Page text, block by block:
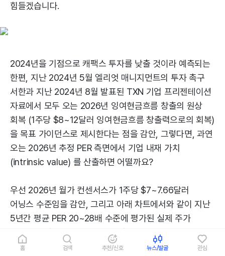
홈 검색 추천/신호 뉴스/발굴 관심
힘들겠습니다.
2024년을 기점으로 캐팩스 투자를 낮출 것이라 예측되는
한편, 지난 2024년 5월 엘리엇 매니지먼트의 투자 촉구
서한과 지난 2024년 8월 발표된 TXN 기업 프리젠테이션
자료에서 모두 오는 2026년 잉여현금흐름 창출의 원상
회복 (1주당 $8~12달러 잉여현금흐름 창출력으로의 회복)
을 목표 가이던스로 제시한다는 점을 감안, 그렇다면, 과연
오는 2026년 추정 PER 측면에서 기업 내재 가치
(intrinsic value) 를 산출하면 어떨까요?
우선 2026년 월가 컨센서스가 1주당 $7~7.66달러
어닝스 수준임을 감안, 그리고 아래 차트에서와 같이 지난
5년간 평균 PER 20~28배 수준에 평가된 실제 주가
트랜드를 감안, PER 25배를 대입한 TXN 내재 가치는
1주당 $171~$191달러로 산출됩니다.